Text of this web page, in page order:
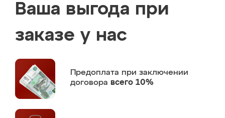
Ваша выгода при
заказе у нас
Предоплата при заключении
договора всего 10%